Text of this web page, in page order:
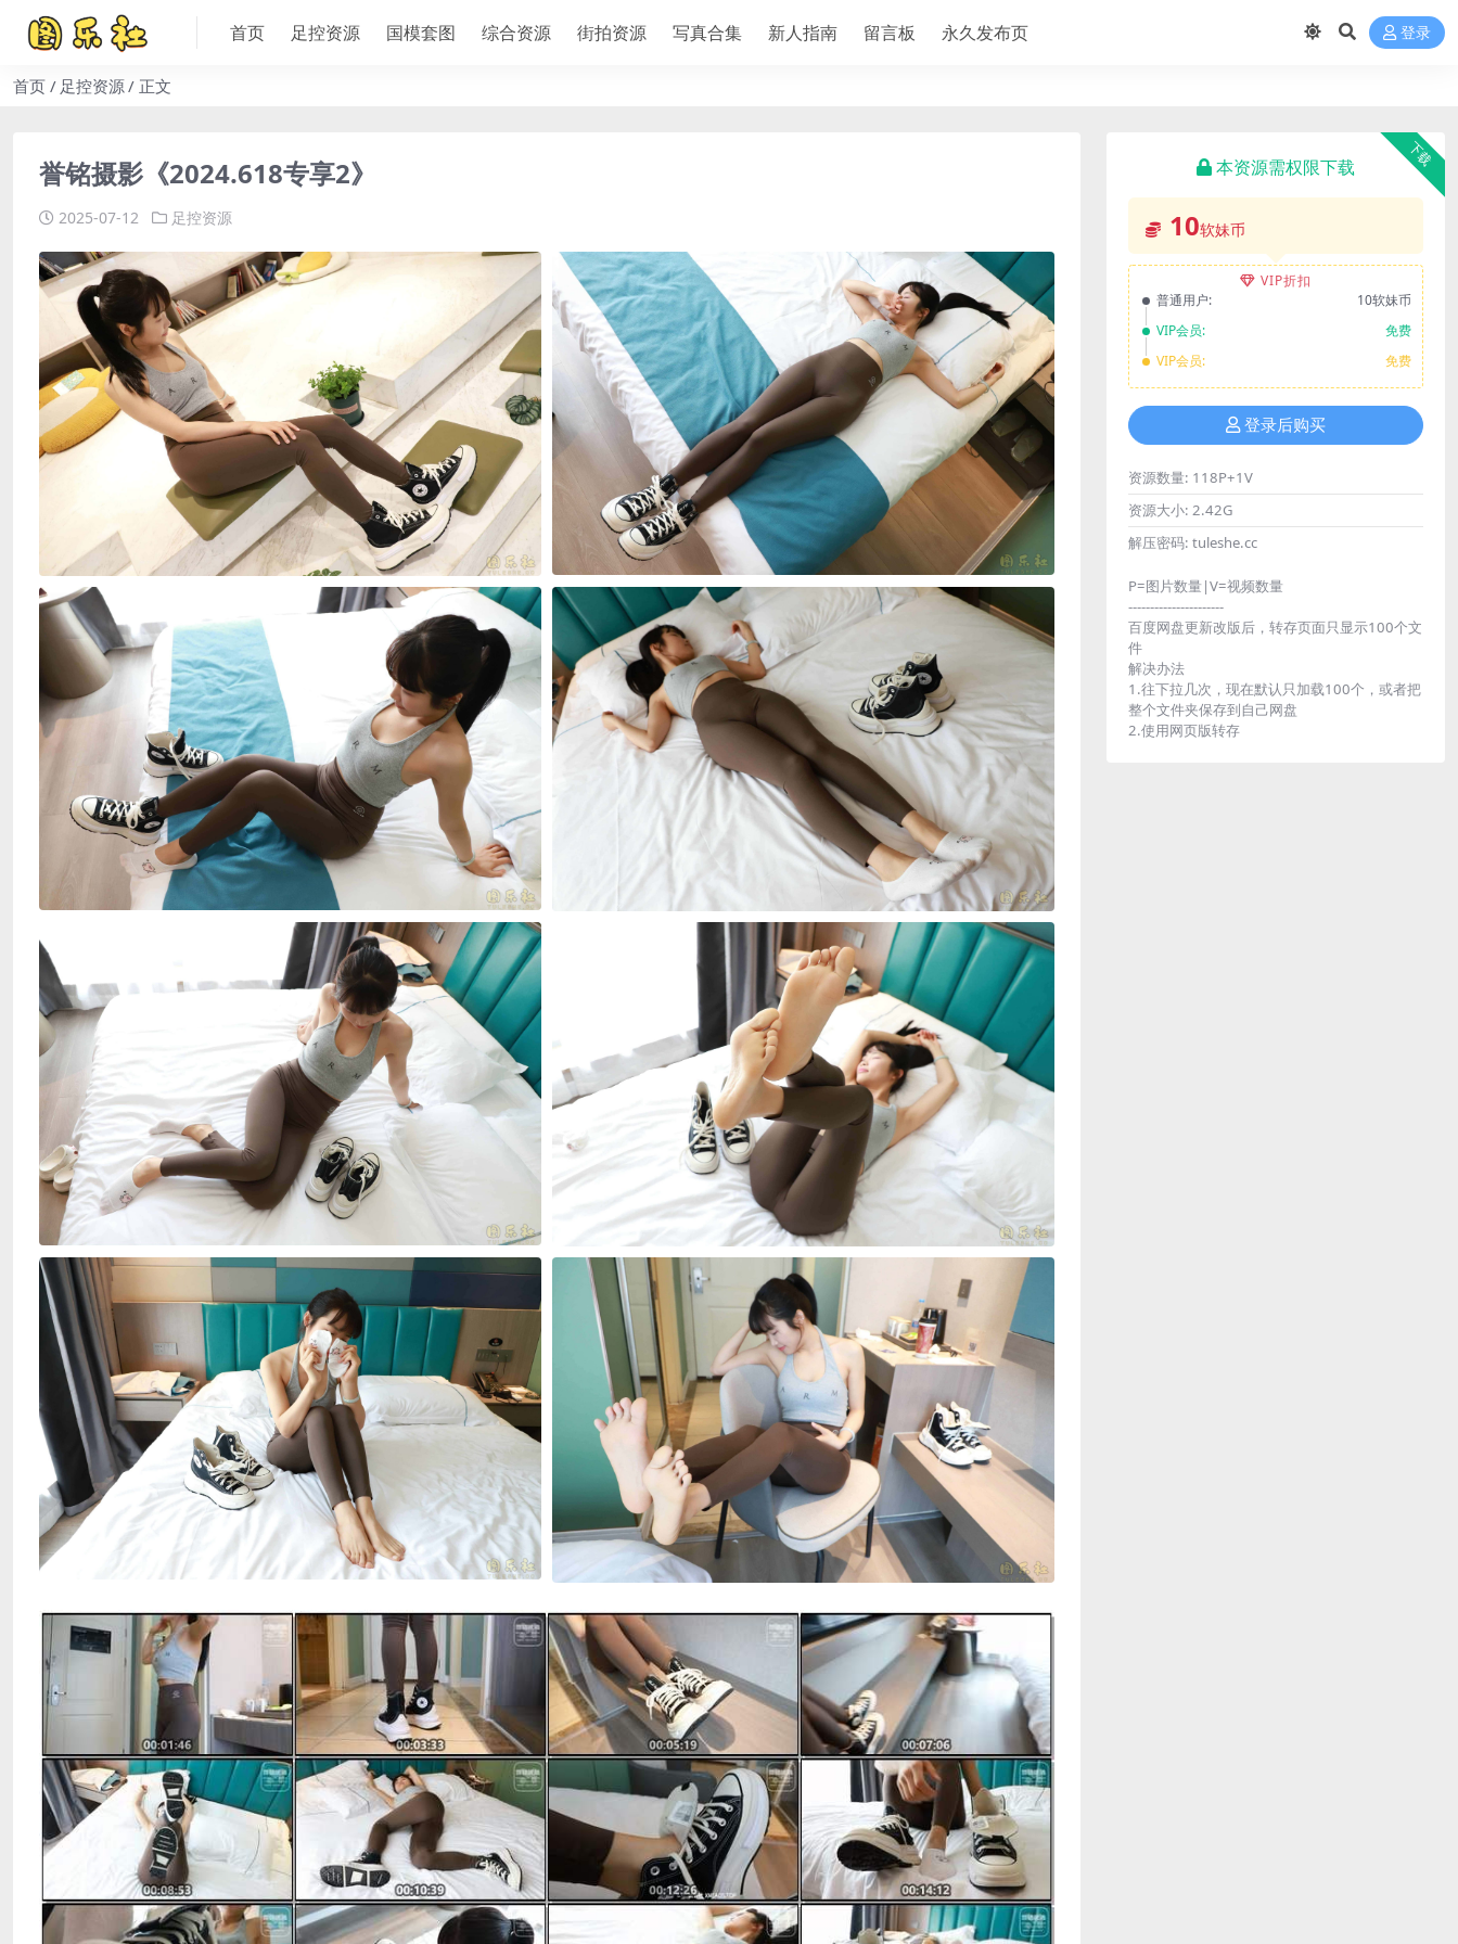
首页 足控资源 国模套图 综合资源 街拍资源 写真合集 新人指南 留言板 永久发布页 登录
首页 足控资源 正文
誉铭摄影《2024.618专享2》
2025-07-12 足控资源
下载
本资源需权限下载
10软妹币
VIP折扣
普通用户:
10软妹币
VIP会员:
免费
VIP会员:
免费
登录后购买
资源数量: 118P+1V
资源大小: 2.42G
解压密码: tuleshe.cc
P=图片数量|V=视频数量
----------------------
百度网盘更新改版后，转存页面只显示100个文
件
解决办法
1.往下拉几次，现在默认只加载100个，或者把
整个文件夹保存到自己网盘
2.使用网页版转存